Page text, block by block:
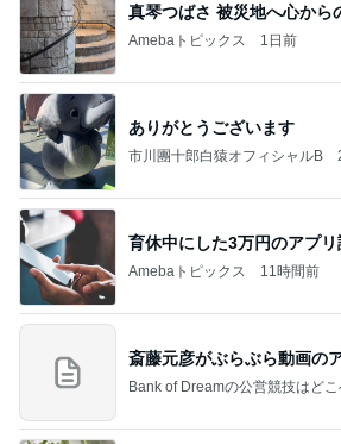
真琴つばさ 被災地へ心から
Amebaトピックス 1日前
ありがとうございます
市川團十郎白猿オフィシャルB
育休中にした3万円のアプリ
Amebaトピックス 11時間前
斎藤元彦がぶらぶら動画の
Bank of Dreamの公営競技はどこ